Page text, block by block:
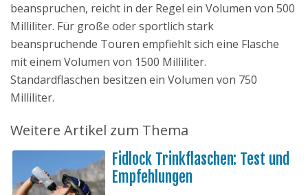
beanspruchen, reicht in der Regel ein Volumen von 500
Milliliter. Für große oder sportlich stark
beanspruchende Touren empfiehlt sich eine Flasche
mit einem Volumen von 1500 Milliliter.
Standardflaschen besitzen ein Volumen von 750
Milliliter.
Weitere Artikel zum Thema
Fidlock Trinkflaschen: Test und
Empfehlungen